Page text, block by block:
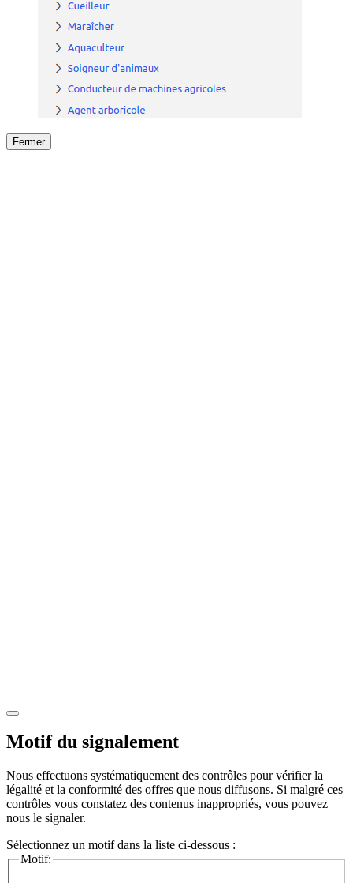
Fermer
Motif du signalement
Nous effectuons systématiquement des contrôles pour vérifier la
légalité et la conformité des offres que nous diffusons. Si malgré ces
contrôles vous constatez des contenus inappropriés, vous pouvez
nous le signaler.
Sélectionnez un motif dans la liste ci-dessous :
Motif: